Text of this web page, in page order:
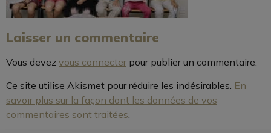
Laisser un commentaire
Vous devez vous connecter pour publier un commentaire.
Ce site utilise Akismet pour réduire les indésirables. En
savoir plus sur la façon dont les données de vos
commentaires sont traitées